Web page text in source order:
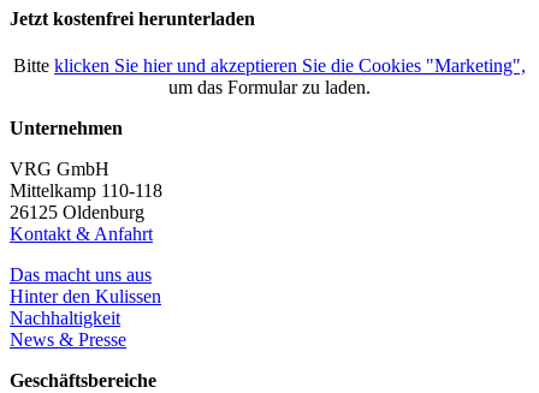
Jetzt kostenfrei herunterladen
Bitte klicken Sie hier und akzeptieren Sie die Cookies "Marketing",
um das Formular zu laden.
Unternehmen
VRG GmbH
Mittelkamp 110-118
26125 Oldenburg
Kontakt & Anfahrt
Das macht uns aus
Hinter den Kulissen
Nachhaltigkeit
News & Presse
Geschäftsbereiche